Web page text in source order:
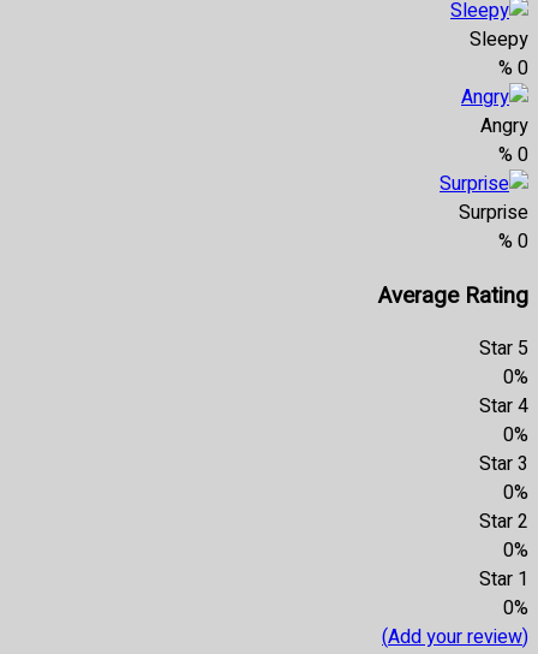
Sleepy
0
%
Angry
0
%
Surprise
0
%
Average Rating
5 Star
0%
4 Star
0%
3 Star
0%
2 Star
0%
1 Star
0%
(Add your review)